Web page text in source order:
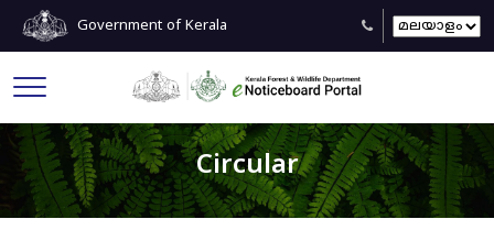
Government of Kerala
Circular